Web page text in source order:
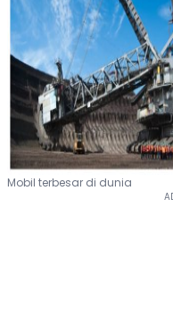
Mobil terbesar di dunia